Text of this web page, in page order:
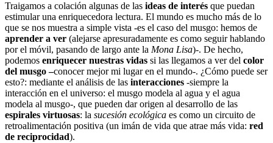
Traigamos a colación algunas de las ideas de interés que puedan
estimular una enriquecedora lectura. El mundo es mucho más de lo
que se nos muestra a simple vista -es el caso del musgo: hemos de
aprender a ver (alejarse apresuradamente es como seguir hablando
por el móvil, pasando de largo ante la Mona Lisa)-. De hecho,
podemos enriquecer nuestras vidas si las llegamos a ver del color
del musgo –conocer mejor mi lugar en el mundo-. ¿Cómo puede ser
esto?: mediante el análisis de las interacciones -siempre la
interacción en el universo: el musgo modela al agua y el agua
modela al musgo-, que pueden dar origen al desarrollo de las
espirales virtuosas: la sucesión ecológica es como un circuito de
retroalimentación positiva (un imán de vida que atrae más vida: red
de reciprocidad).